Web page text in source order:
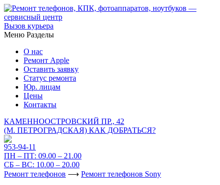
Вызов курьера
Меню Разделы
О нас
Ремонт Apple
Оставить заявку
Статус ремонта
Юр. лицам
Цены
Контакты
КАМЕННООСТРОВСКИЙ ПР., 42
(М. ПЕТРОГРАДСКАЯ) КАК ДОБРАТЬСЯ?
953-94-11
ПН – ПТ: 09.00 – 21.00
СБ – ВС: 10.00 – 20.00
Ремонт телефонов ⟶ Ремонт телефонов Sony